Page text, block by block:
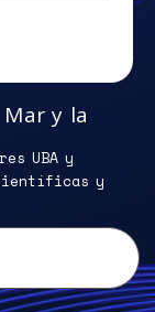
y la
UBA y
y